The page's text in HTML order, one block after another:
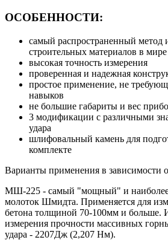
ОСОБЕННОСТИ:
самый распространенный метод
строительных материалов в мире
высокая точность измерения
проверенная и надежная
простое применение, не
навыков
не большие габариты и вес
3 модификации с различными
удара
шлифовальный камень для
комплекте
Варианты применения в зависимости
МШ-225 - самый "мощный" и наиболее
молоток Шмидта. Применяется для
бетона толщиной 70-100мм и больше.
измерения прочности массивных
удара - 2207Дж (2,207 Нм).